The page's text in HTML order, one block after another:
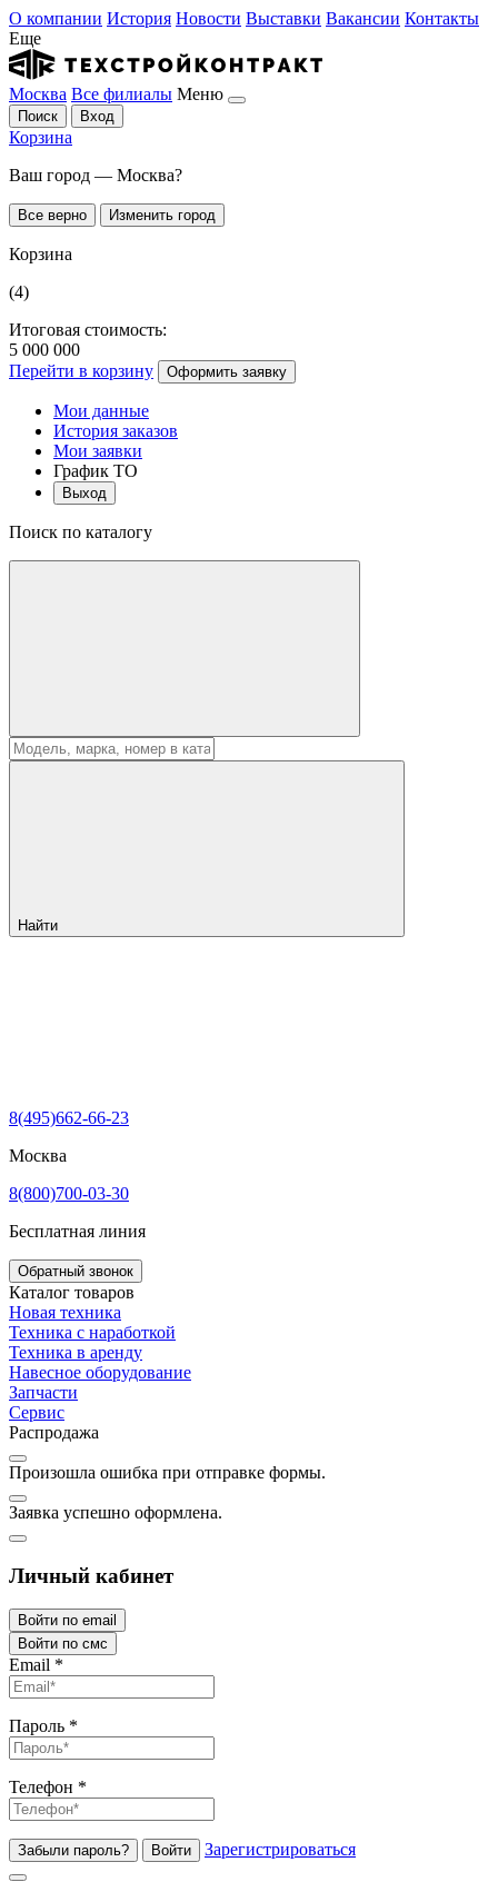
О компании История Новости Выставки Вакансии Контакты
Еще
Москва Все филиалы Меню
Поиск Вход
Корзина
Ваш город — Москва?
Все верно Изменить город
Корзина
(4)
Итоговая стоимость:
5 000 000
Перейти в корзину
Оформить заявку
Мои данные
История заказов
Мои заявки
График ТО
Выход
Поиск по каталогу
Найти
8(495)662-66-23
Москва
8(800)700-03-30
Бесплатная линия
Обратный звонок
Каталог товаров
Новая техника
Техника с наработкой
Техника в аренду
Навесное оборудование
Запчасти
Сервис
Распродажа
Произошла ошибка при отправке формы.
Заявка успешно оформлена.
Личный кабинет
Войти по email
Войти по смс
Email *
Пароль *
Телефон *
Забыли пароль? Войти Зарегистрироваться